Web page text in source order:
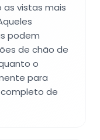
vistas mais
podem
de chão de
o
para
de